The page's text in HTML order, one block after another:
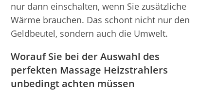
nur dann einschalten, wenn Sie zusätzliche
Wärme brauchen. Das schont nicht nur den
Geldbeutel, sondern auch die Umwelt.
Worauf Sie bei der Auswahl des
perfekten Massage Heizstrahlers
unbedingt achten müssen